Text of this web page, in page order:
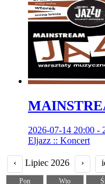
2026-07-14 20:00 -
Eljazz :: Koncert
‹ Lipiec 2026 ›
Pon Wto